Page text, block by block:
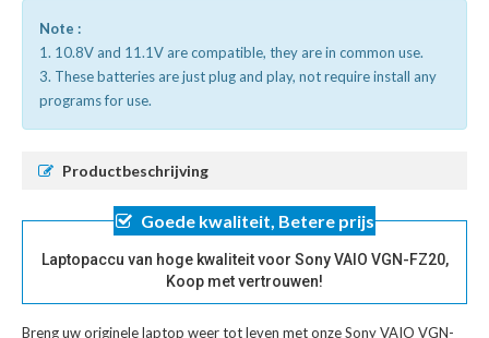
Note :
1. 10.8V and 11.1V are compatible, they are in common use.
3. These batteries are just plug and play, not require install any
programs for use.
Productbeschrijving
Goede kwaliteit, Betere prijs
Laptopaccu van hoge kwaliteit voor Sony VAIO VGN-FZ20,
Koop met vertrouwen!
Breng uw originele laptop weer tot leven met onzeSony VAIO VGN-